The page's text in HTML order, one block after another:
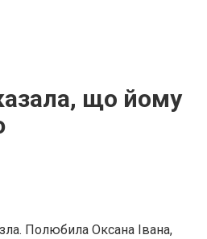
що йому
Полюбила Оксана Івана,